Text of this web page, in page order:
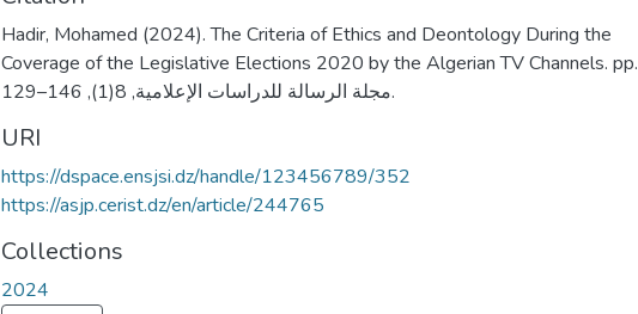
Hadir, Mohamed (2024). The Criteria of Ethics and Deontology During the
Coverage of the Legislative Elections 2020 by the Algerian TV Channels. pp.
مجلة الرسالة للدراسات الإعلامية, 8(1), 146–129.
URI
https://dspace.ensjsi.dz/handle/123456789/352
https://asjp.cerist.dz/en/article/244765
Collections
2024